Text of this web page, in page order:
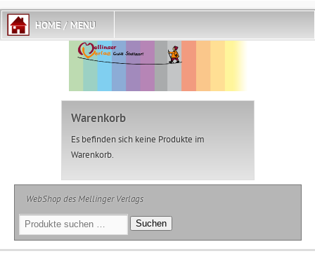
Warenkorb
Es befinden sich keine Produkte im
Warenkorb.
WebShop des Mellinger Verlags
Suchen
nach:
Suchen